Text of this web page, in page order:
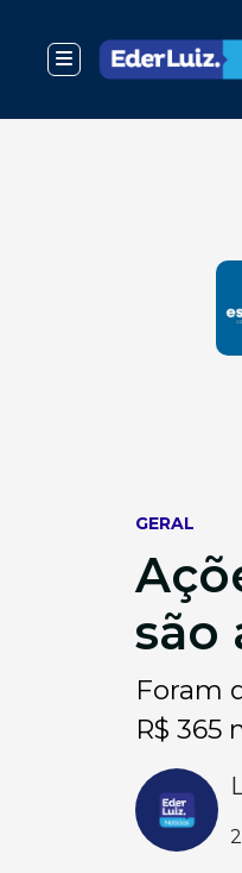
GERAL
são
Foram
R$ 365